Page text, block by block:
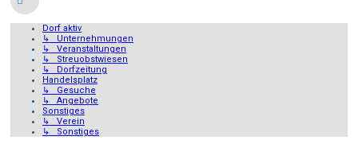
Dorf aktiv
↳ Unternehmungen
↳ Veranstaltungen
↳ Streuobstwiesen
↳ Dorfzeitung
Handelsplatz
↳ Gesuche
↳ Angebote
Sonstiges
↳ Verein
↳ Sonstiges